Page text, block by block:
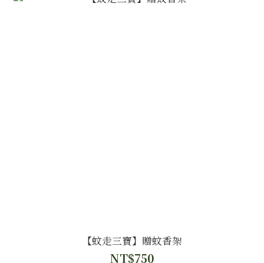
【蚊走三寶】贈蚊香架
NT$750